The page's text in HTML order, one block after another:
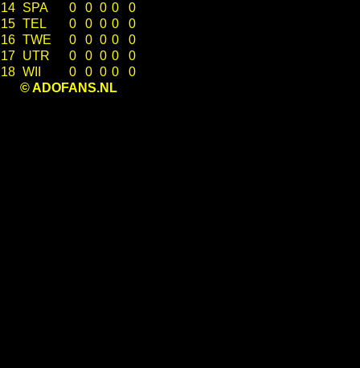
14 SPA 0 0 0 0
0
15 TEL 0 0 0 0
0
16 TWE 0 0 0 0
0
17 UTR 0 0 0 0
0
18 WII 0 0 0 0
0
© ADOFANS.NL